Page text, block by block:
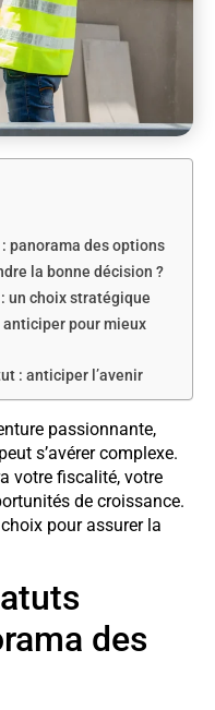
panorama des options
la bonne décision ?
un choix stratégique
pour mieux
: anticiper l’avenir
passionnante,
s’avérer complexe.
votre fiscalité, votre
de croissance.
pour assurer la
des